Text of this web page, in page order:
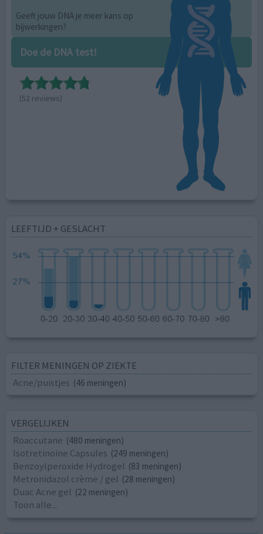
Geeft jouw DNA je meer kans op
bijwerkingen?
Doe de DNA test!
(52 reviews)
LEEFTIJD + GESLACHT
FILTER MENINGEN OP ZIEKTE
Acne/puistjes (46 meningen)
VERGELIJKEN
Roaccutane (480 meningen)
Isotretinoine Capsules (249 meningen)
Benzoylperoxide Hydrogel (83 meningen)
Metronidazol crème / gel (28 meningen)
Duac Acne gel (22 meningen)
Toon alle...